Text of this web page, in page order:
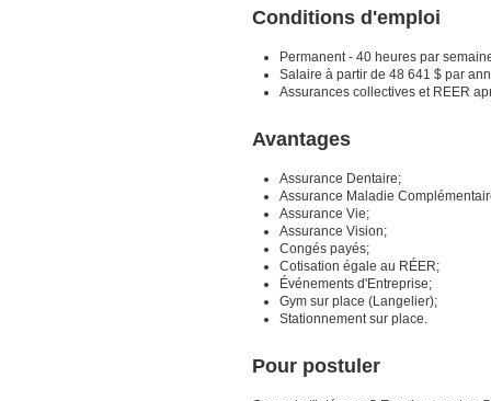
Conditions d'emploi
Permanent - 40 heures par
Salaire à partir de 48 641 $ par
Assurances collectives et REER
Avantages
Assurance Dentaire;
Assurance Maladie
Assurance Vie;
Assurance Vision;
Congés payés;
Cotisation égale au RÉER;
Événements d'Entreprise;
Gym sur place (Langelier);
Stationnement sur place.
Pour postuler